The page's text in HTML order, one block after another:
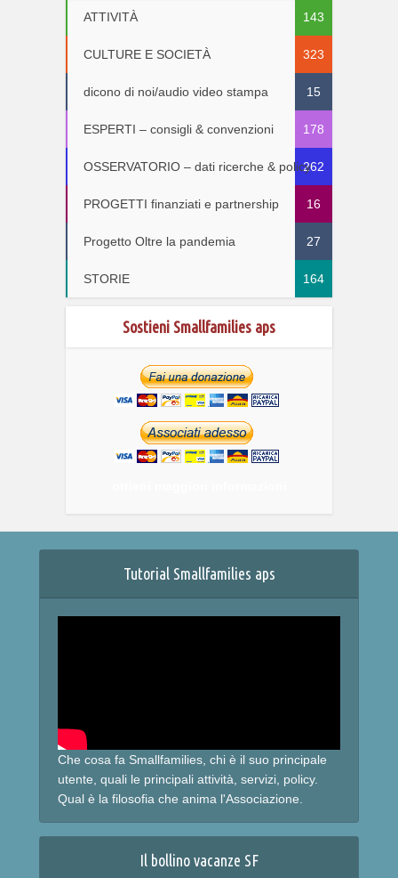
ATTIVITÀ 143
CULTURE E SOCIETÀ 323
dicono di noi/audio video stampa 15
ESPERTI – consigli & convenzioni 178
OSSERVATORIO – dati ricerche & policy262
PROGETTI finanziati e partnership 16
Progetto Oltre la pandemia 27
STORIE 164
Sostieni Smallfamilies aps
Tutorial Smallfamilies aps
Che cosa fa Smallfamilies, chi è il suo principale
utente, quali le principali attività, servizi, policy.
Qual è la filosofia che anima l'Associazione.
Il bollino vacanze SF